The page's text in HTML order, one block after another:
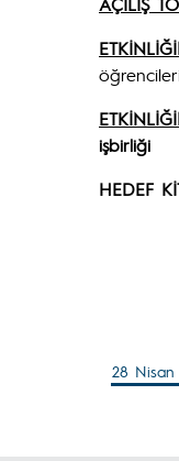
işbirliği
HEDEF
28 Nisan